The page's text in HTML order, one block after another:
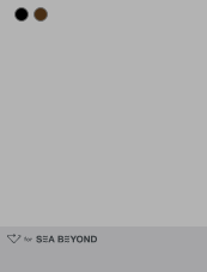
BLACKBRANDY